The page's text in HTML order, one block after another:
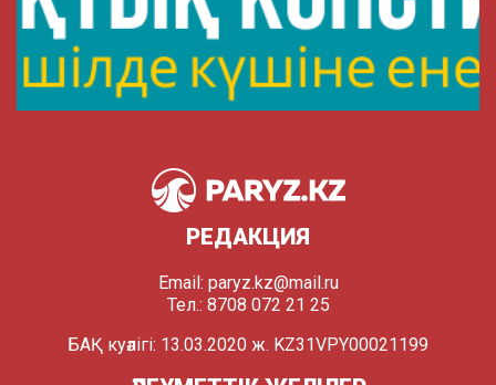
РЕДАКЦИЯ
Email: paryz.kz@mail.ru
Тел.: 8708 072 21 25
БАҚ куәлігі: 13.03.2020 ж. KZ31VPY00021199